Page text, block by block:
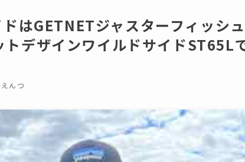
はGETNETジャスターフィッシ
トデザインワイルドサイドST65L
んつ